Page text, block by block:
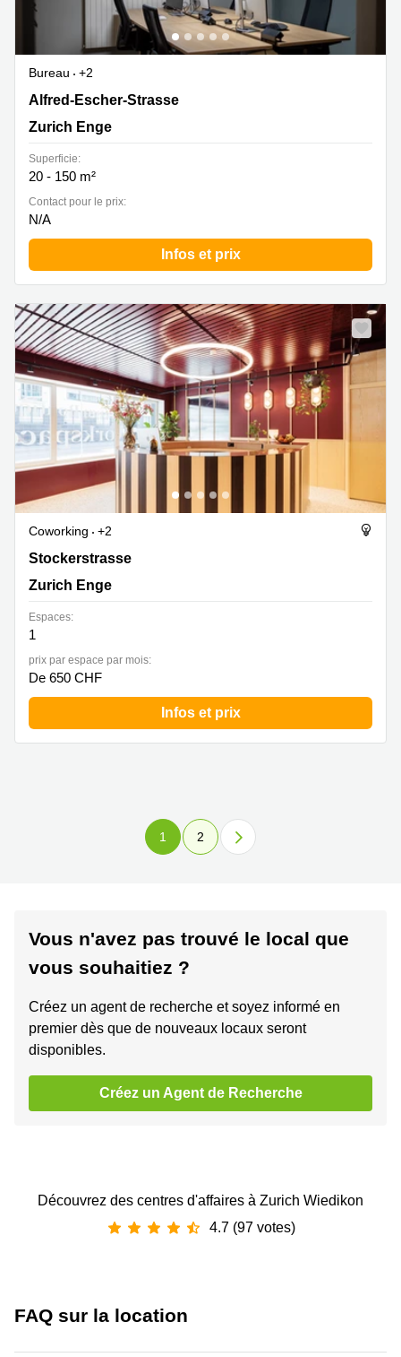
Bureau
+2
Alfred-Escher-Strasse 5, Zurich Enge
Alfred-Escher-Strasse
Zurich Enge
Superficie:
20 - 150 m²
Contact pour le prix:
N/A
Infos et prix
Coworking
+2
Stockerstrasse 33, Zurich Enge
Stockerstrasse
Zurich Enge
Espaces:
1
prix par espace par mois:
De 650 CHF
Infos et prix
1 2
Vous n'avez pas trouvé le local que
vous souhaitiez ?
Créez un agent de recherche et soyez informé en
premier dès que de nouveaux locaux seront
disponibles.
Créez un Agent de Recherche
Découvrez des centres d'affaires à Zurich Wiedikon
4.7 (97 votes)
FAQ sur la location